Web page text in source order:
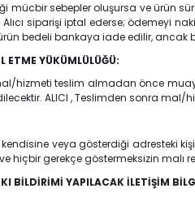
mücbir sebepler oluşursa ve ürün
siparişi iptal ederse; ödemeyi
bedeli bankaya iade edilir, ancak
ETME YÜKÜMLÜLÜĞÜ:
hizmeti teslim almadan önce
ALICI , Teslimden sonra mal/
kendisine veya gösterdiği
hiçbir gerekçe göstermeksizin malı
BİLDİRİMİ YAPILACAK İLETİŞİM